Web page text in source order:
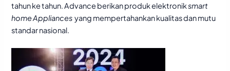
tahun ke tahun. Advance berikan produk elektroniksmart
home Appliances yang mempertahankan kualitas dan mutu
standar nasional.